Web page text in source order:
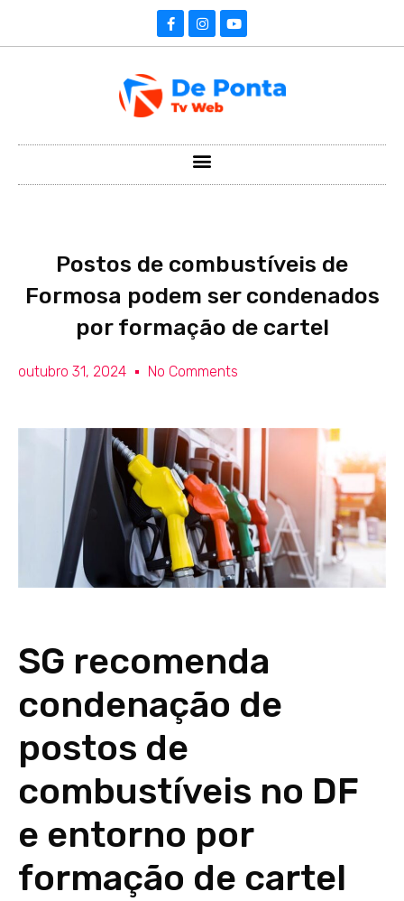
Postos de combustíveis de
Formosa podem ser condenados
por formação de cartel
outubro 31, 2024 No Comments
SG recomenda
condenação de
postos de
combustíveis no DF
e entorno por
formação de cartel